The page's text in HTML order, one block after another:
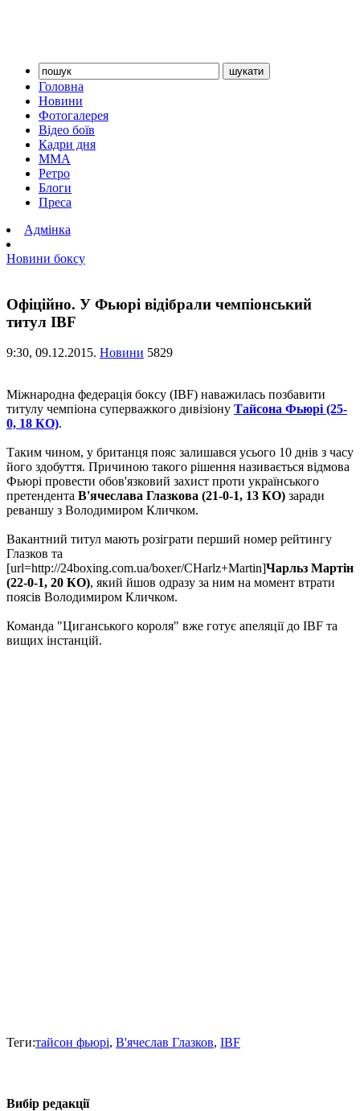
Головна
Новини
Фотогалерея
Відео боїв
Кадри дня
ММА
Ретро
Блоги
Преса
Адмінка
Новини боксу
Офіційно. У Фьюрі відібрали чемпіонський
титул IBF
9:30, 09.12.2015. Новини 5829
Міжнародна федерація боксу (IBF) наважилась позбавити
титулу чемпіона суперважкого дивізіону Тайсона Фьюрі (25-
0, 18 КО).
Таким чином, у британця пояс залишався усього 10 днів з часу
його здобуття. Причиною такого рішення називається відмова
Фьюрі провести обов'язковий захист проти українського
претендента В'ячеслава Глазкова (21-0-1, 13 КО) заради
реваншу з Володимиром Кличком.
Вакантний титул мають розіграти перший номер рейтингу
Глазков та
[url=http://24boxing.com.ua/boxer/CHarlz+Martin]Чарльз Мартін
(22-0-1, 20 КО), який йшов одразу за ним на момент втрати
поясів Володимиром Кличком.
Команда "Циганського короля" вже готує апеляції до IBF та
вищих інстанцій.
Теги:тайсон фьюрі, В'ячеслав Глазков, IBF
Вибір редакції